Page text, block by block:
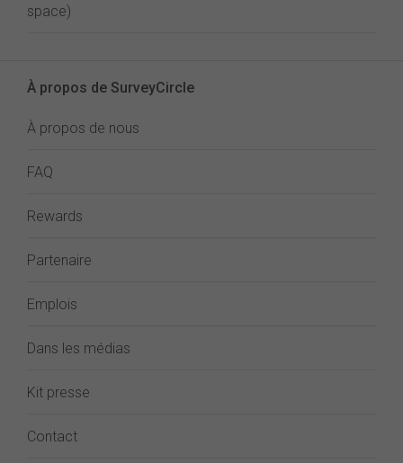
space)
À propos de SurveyCircle
À propos de nous
FAQ
Rewards
Partenaire
Emplois
Dans les médias
Kit presse
Contact